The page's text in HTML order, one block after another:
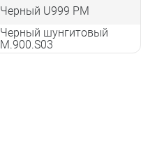
Черный U999 PM
Черный шунгитовый
M.900.S03